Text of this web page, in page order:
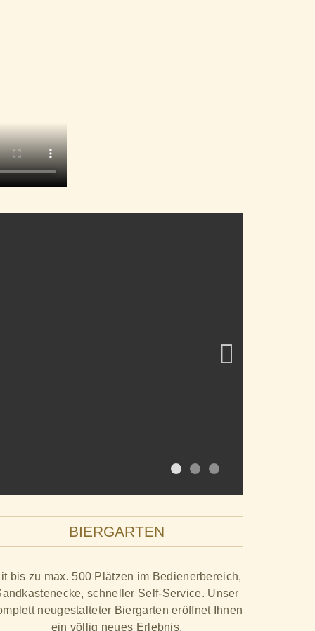
BIERGARTEN
bis zu max. 500 Plätzen im Bedienerbereich,
schneller Self-Service. Unser
neugestalteter Biergarten eröffnet Ihnen
ein völlig neues Erlebnis.